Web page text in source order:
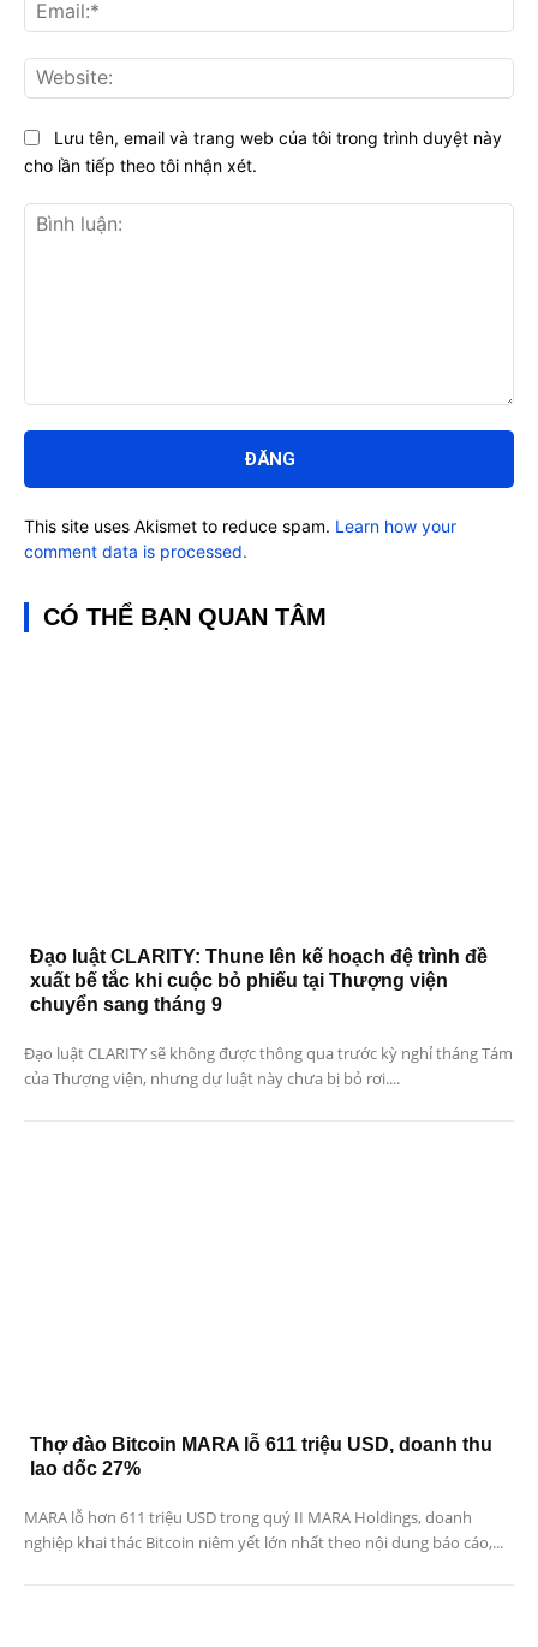
luận:
Lưu tên, email và trang web của tôi trong trình duyệt này
cho lần tiếp theo tôi nhận xét.
This site uses Akismet to reduce spam. Learn how your
comment data is processed.
CÓ THỂ BẠN QUAN TÂM
Đạo luật CLARITY: Thune lên kế hoạch đệ trình đề
xuất bế tắc khi cuộc bỏ phiếu tại Thượng viện
chuyển sang tháng 9
Đạo luật CLARITY sẽ không được thông qua trước kỳ nghỉ tháng Tám
của Thượng viện, nhưng dự luật này chưa bị bỏ rơi....
Thợ đào Bitcoin MARA lỗ 611 triệu USD, doanh thu
lao dốc 27%
MARA lỗ hơn 611 triệu USD trong quý II MARA Holdings, doanh
nghiệp khai thác Bitcoin niêm yết lớn nhất theo nội dung báo cáo,...